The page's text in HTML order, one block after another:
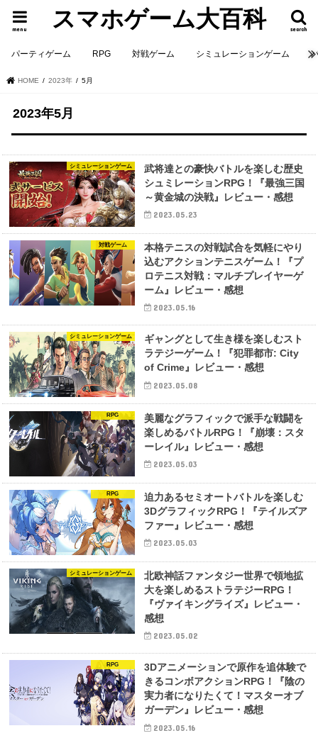
スマホゲーム大百科 search
menu
パーティゲーム RPG 対戦ゲーム シミュレーションゲーム
HOME 2023年 5月
2023年5月
シミュレーションゲーム
武将達との豪快バトルを楽しむ歴史
シュミレーションRPG！『最強三国
～黄金城の決戦』レビュー・感想
2023.05.23
対戦ゲーム
本格テニスの対戦試合を気軽にやり
込むアクションテニスゲーム！『プ
ロテニス対戦：マルチプレイヤーゲ
ーム』レビュー・感想
2023.05.16
シミュレーションゲーム
ギャングとして生き様を楽しむスト
ラテジーゲーム！『犯罪都市: City
of Crime』レビュー・感想
2023.05.08
RPG
美麗なグラフィックで派手な戦闘を
楽しめるバトルRPG！『崩壊：スタ
ーレイル』レビュー・感想
2023.05.03
RPG
迫力あるセミオートバトルを楽しむ
3DグラフィックRPG！『テイルズア
ファー』レビュー・感想
2023.05.03
シミュレーションゲーム
北欧神話ファンタジー世界で領地拡
大を楽しめるストラテジーRPG！
『ヴァイキングライズ』レビュー・
感想
2023.05.02
RPG
3Dアニメーションで原作を追体験で
きるコンボアクションRPG！『陰の
実力者になりたくて！マスターオブ
ガーデン』レビュー・感想
2023.05.16